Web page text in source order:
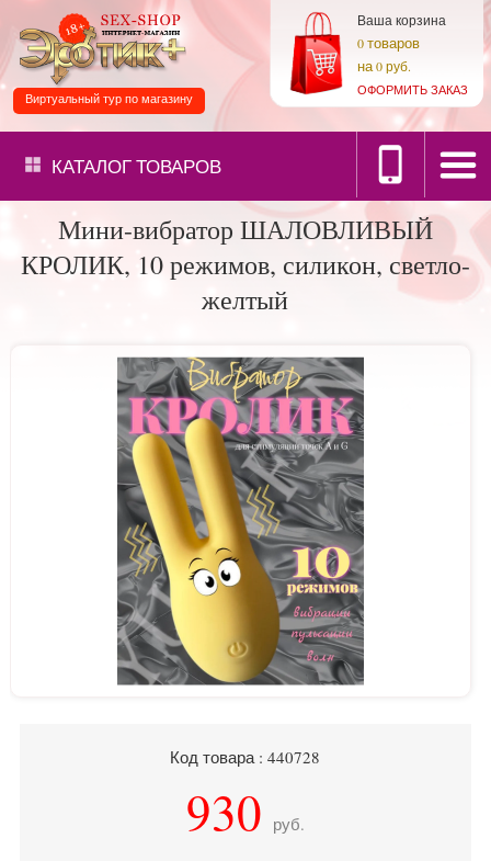
Ваша корзина
0товаров
на0 руб.
ОФОРМИТЬ ЗАКАЗ
Виртуальный тур по магазину
КАТАЛОГТОВАРОВ
Мини-вибратор ШАЛОВЛИВЫЙ
КРОЛИК, 10 режимов, силикон, светло-
желтый
Код товара : 440728
930 руб.